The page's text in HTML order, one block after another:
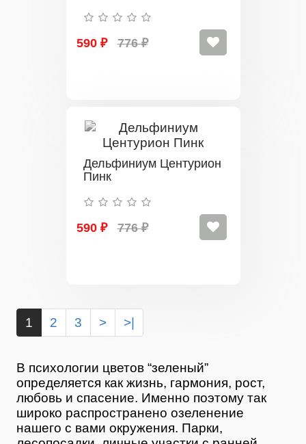
590 ₽ 776 ₽
Дельфиниум Центурион
Пинк
590 ₽ 776 ₽
1 2 3 > >|
В психологии цветов “зеленый”
определяется как жизнь, гармония, рост,
любовь и спасение. Именно поэтому так
широко распространено озеленение
нашего с вами окружения. Парки,